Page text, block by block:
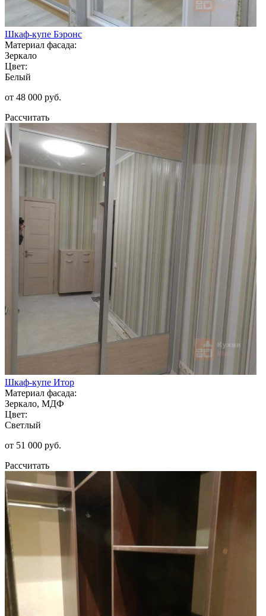
Шкаф-купе Бэронс
Материал фасада:
Зеркало
Цвет:
Белый
от 48 000 руб.
Рассчитать
Шкаф-купе Итор
Материал фасада:
Зеркало, МДФ
Цвет:
Светлый
от 51 000 руб.
Рассчитать